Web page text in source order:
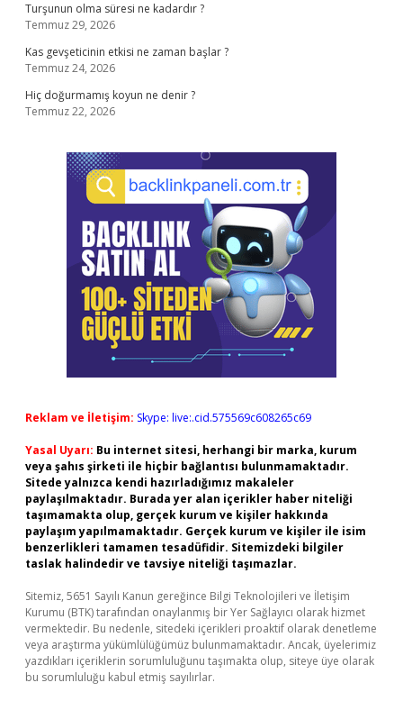
Turşunun olma süresi ne kadardır ?
Temmuz 29, 2026
Kas gevşeticinin etkisi ne zaman başlar ?
Temmuz 24, 2026
Hiç doğurmamış koyun ne denir ?
Temmuz 22, 2026
Reklam ve İletişim: Skype: live:.cid.575569c608265c69
Yasal Uyarı: Bu internet sitesi, herhangi bir marka, kurum
veya şahıs şirketi ile hiçbir bağlantısı bulunmamaktadır.
Sitede yalnızca kendi hazırladığımız makaleler
paylaşılmaktadır. Burada yer alan içerikler haber niteliği
taşımamakta olup, gerçek kurum ve kişiler hakkında
paylaşım yapılmamaktadır. Gerçek kurum ve kişiler ile isim
benzerlikleri tamamen tesadüfidir. Sitemizdeki bilgiler
taslak halindedir ve tavsiye niteliği taşımazlar.
Sitemiz, 5651 Sayılı Kanun gereğince Bilgi Teknolojileri ve İletişim
Kurumu (BTK) tarafından onaylanmış bir Yer Sağlayıcı olarak hizmet
vermektedir. Bu nedenle, sitedeki içerikleri proaktif olarak denetleme
veya araştırma yükümlülüğümüz bulunmamaktadır. Ancak, üyelerimiz
yazdıkları içeriklerin sorumluluğunu taşımakta olup, siteye üye olarak
bu sorumluluğu kabul etmiş sayılırlar.